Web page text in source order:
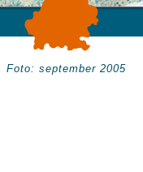
Foto: september 2005